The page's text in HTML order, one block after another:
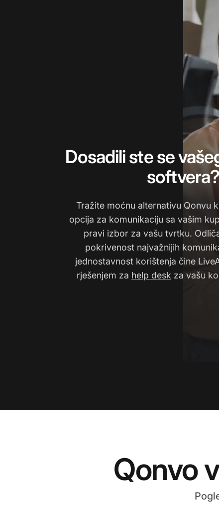
Dosadili ste se
softvera?
Tražite moćnu alternativu Qonvu
opcija za komunikaciju sa vašim
pravi izbor za vašu tvrtku.
pokrivenost najvažnijih
jednostavnost korištenja čine
rješenjem za help desk za vašu
Qonvo